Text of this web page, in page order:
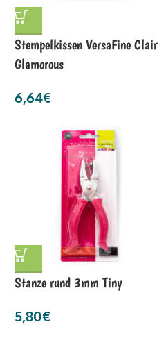
Stempelkissen VersaFine Clair
Glamorous
6,64€
Stanze rund 3mm Tiny
5,80€